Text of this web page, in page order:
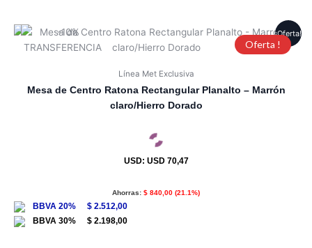
¡Oferta!
Oferta !
Línea Met Exclusiva
Mesa de Centro Ratona Rectangular Planalto – Marrón
claro/Hierro Dorado
USD: USD 70,47
Ahorras: $ 840,00 (21.1%)
$ 2.512,00
$ 2.198,00